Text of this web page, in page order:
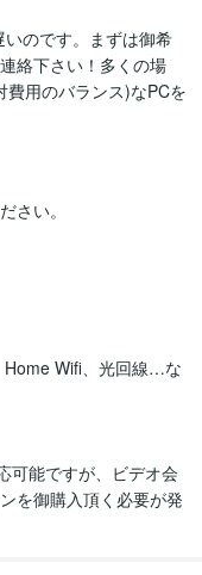
のです。まずは御希
絡下さい！多くの場
用のバランス)なPCを
さい。
Home Wifi、光回線…な
可能ですが、ビデオ会
を御購入頂く必要が発